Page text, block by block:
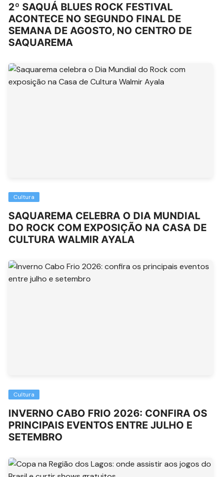
2º SAQUÁ BLUES ROCK FESTIVAL
ACONTECE NO SEGUNDO FINAL DE
SEMANA DE AGOSTO, NO CENTRO DE
SAQUAREMA
Cultura
SAQUAREMA CELEBRA O DIA MUNDIAL
DO ROCK COM EXPOSIÇÃO NA CASA DE
CULTURA WALMIR AYALA
Cultura
INVERNO CABO FRIO 2026: CONFIRA OS
PRINCIPAIS EVENTOS ENTRE JULHO E
SETEMBRO